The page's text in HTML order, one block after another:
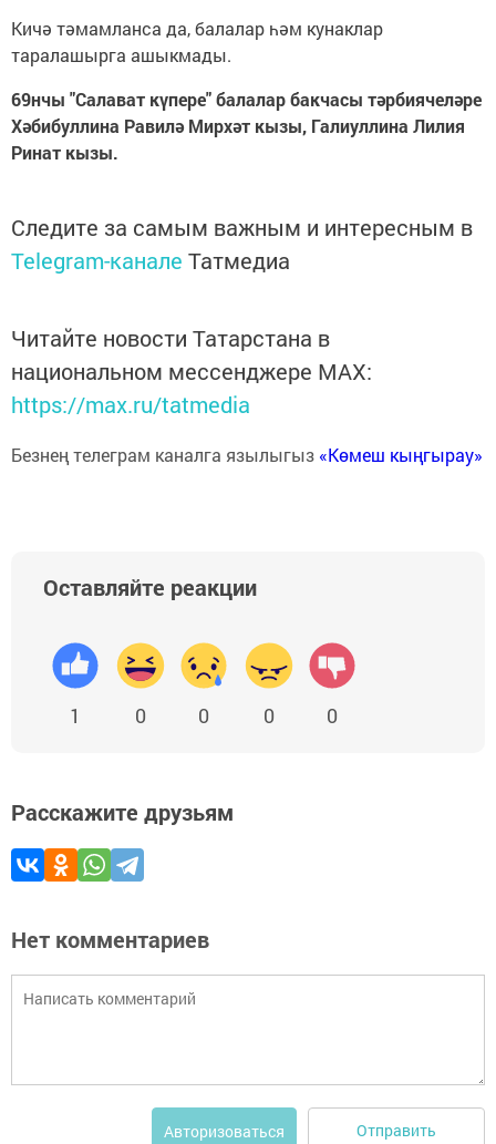
Кичә тәмамланса да, балалар һәм кунаклар
таралашырга ашыкмады.
69нчы "Салават күпере" балалар бакчасы тәрбиячеләре
Хәбибуллина Равилә Мирхәт кызы, Галиуллина Лилия
Ринат кызы.
Следите за самым важным и интересным в
Telegram-канале Татмедиа
Читайте новости Татарстана в
национальном мессенджере MАХ:
https://max.ru/tatmedia
Безнең телеграм каналга язылыгыз «Көмеш кыңгырау»
Оставляйте реакции
1 0 0 0 0
Расскажите друзьям
Нет комментариев
Авторизоваться Отправить